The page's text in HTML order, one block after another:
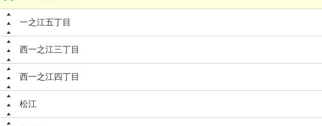
一之江五丁目
西一之江三丁目
西一之江四丁目
松江